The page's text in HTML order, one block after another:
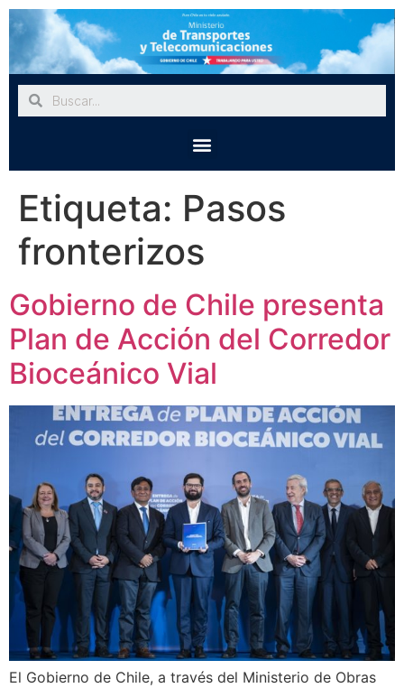
Etiqueta: Pasos
fronterizos
Gobierno de Chile presenta
Plan de Acción del Corredor
Bioceánico Vial
El Gobierno de Chile, a través del Ministerio de Obras